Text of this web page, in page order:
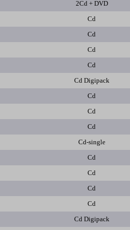
2Cd + DVD
Cd
Cd
Cd
Cd
Cd Digipack
Cd
Cd
Cd
Cd-single
Cd
Cd
Cd
Cd
Cd Digipack